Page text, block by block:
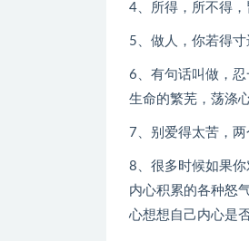
4、所得，所不得，
5、做人，你若得
6、有句话叫做，忍
生命的繁芜，荡涤
7、别爱得太苦，
8、很多时候如果
内心积累的各种怒
心想想自己内心是